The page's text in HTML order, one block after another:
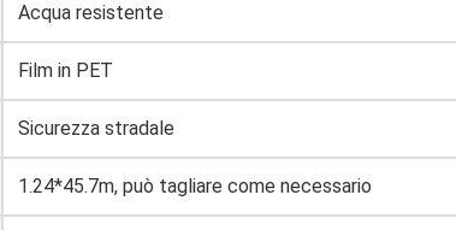
Acqua resistente
Film in PET
Sicurezza stradale
1.24*45.7m, può tagliare come necessario